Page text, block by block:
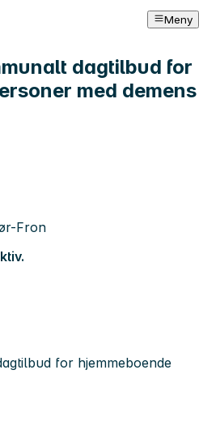
Meny
dagtilbud for
med demens
Fron
for hjemmeboende